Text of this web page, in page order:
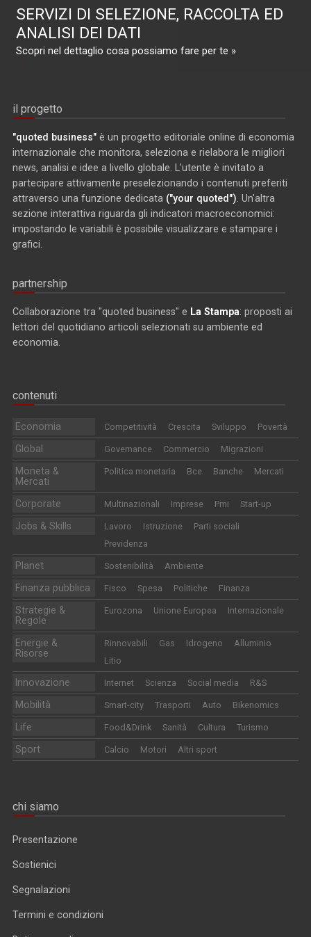
SERVIZI DI SELEZIONE, RACCOLTA ED
ANALISI DEI DATI
Scopri nel dettaglio cosa possiamo fare per te »
il progetto
"quoted business" è un progetto editoriale online di economia
internazionale che monitora, seleziona e rielabora le migliori
news, analisi e idee a livello globale. L'utente è invitato a
partecipare attivamente preselezionando i contenuti preferiti
attraverso una funzione dedicata ("your quoted") . Un'altra
sezione interattiva riguarda gli indicatori macroeconomici:
impostando le variabili è possibile visualizzare e stampare i
grafici.
partnership
Collaborazione tra "quoted business" e La Stampa: proposti ai
lettori del quotidiano articoli selezionati su ambiente ed
economia.
contenuti
Economia Competitività Crescita Sviluppo Povertà
Global Governance Commercio Migrazioni
Moneta &
Mercati
Politica monetaria Bce Banche Mercati
Corporate Multinazionali Imprese Pmi Start-up
Jobs & Skills Lavoro Istruzione
Parti sociali
Previdenza
Planet Sostenibilità Ambiente
Finanza pubblica Fisco Spesa Politiche Finanza
Strategie &
Regole
Eurozona Unione Europea Internazionale
Energie &
Risorse
Rinnovabili Gas Idrogeno
Alluminio
Litio
Innovazione Internet Scienza Social media R&S
Mobilità Smart-city Trasporti Auto Bikenomics
Life Food&Drink Sanità Cultura Turismo
Sport Calcio Motori Altri sport
chi siamo
Presentazione
Sostienici
Segnalazioni
Termini e condizioni